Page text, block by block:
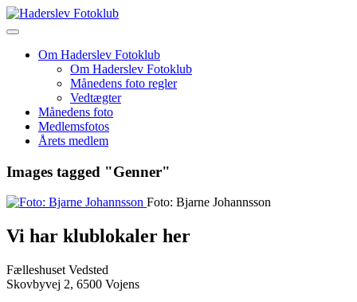
Skip
to
Om Haderslev Fotoklub
Om Haderslev Fotoklub
Månedens foto regler
Vedtægter
Månedens foto
Medlemsfotos
Årets medlem
Images tagged "Genner"
Foto: Bjarne Johannsson
Vi har klublokaler her
Fælleshuset Vedsted
Skovbyvej 2, 6500 Vojens